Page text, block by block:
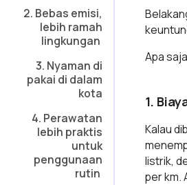
2. Bebas emisi,
lebih ramah
lingkungan
3. Nyaman di
pakai di dalam
kota
4. Perawatan
lebih praktis
untuk
penggunaan
rutin
Apa
1.
Kalau
listrik,
per km.